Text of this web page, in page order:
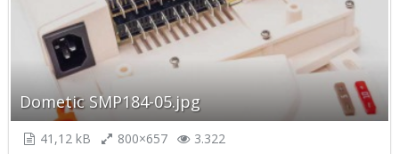
Dometic SMP184-05.jpg
41,12 kB 800×657 3.322